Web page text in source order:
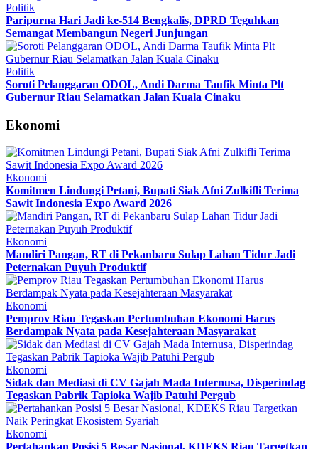
Politik
Paripurna Hari Jadi ke-514 Bengkalis, DPRD Teguhkan
Semangat Membangun Negeri Junjungan
Politik
Soroti Pelanggaran ODOL, Andi Darma Taufik Minta Plt
Gubernur Riau Selamatkan Jalan Kuala Cinaku
Ekonomi
Ekonomi
Komitmen Lindungi Petani, Bupati Siak Afni Zulkifli Terima
Sawit Indonesia Expo Award 2026
Ekonomi
Mandiri Pangan, RT di Pekanbaru Sulap Lahan Tidur Jadi
Peternakan Puyuh Produktif
Ekonomi
Pemprov Riau Tegaskan Pertumbuhan Ekonomi Harus
Berdampak Nyata pada Kesejahteraan Masyarakat
Ekonomi
Sidak dan Mediasi di CV Gajah Mada Internusa, Disperindag
Tegaskan Pabrik Tapioka Wajib Patuhi Pergub
Ekonomi